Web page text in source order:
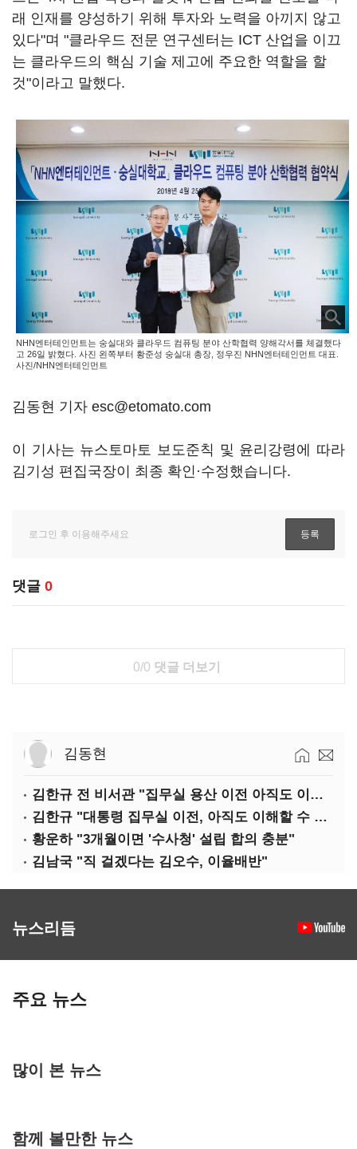
래 인재를 양성하기 위해 투자와 노력을 아끼지 않고
있다"며 "클라우드 전문 연구센터는 ICT 산업을 이끄
는 클라우드의 핵심 기술 제고에 주요한 역할을 할
것"이라고 말했다.
NHN엔터테인먼트는 숭실대와 클라우드 컴퓨팅 분야 산학협력 양해각서를 체결했다
고 26일 밝혔다. 사진 왼쪽부터 황준성 숭실대 총장, 정우진 NHN엔터테인먼트 대표.
사진/NHN엔터테인먼트
김동현 기자 esc@etomato.com
이 기사는 뉴스토마토 보도준칙 및 윤리강령에 따라
김기성 편집국장이 최종 확인·수정했습니다.
댓글 0
0/0 댓글 더보기
김동현
김한규 전 비서관 "집무실 용산 이전 아직도 이해 못 해…독단 우려"
김한규 "대통령 집무실 이전, 아직도 이해할 수 없는 결정"
황운하 "3개월이면 '수사청' 설립 합의 충분"
김남국 "직 걸겠다는 김오수, 이율배반"
뉴스리듬
주요 뉴스
많이 본 뉴스
함께 볼만한 뉴스